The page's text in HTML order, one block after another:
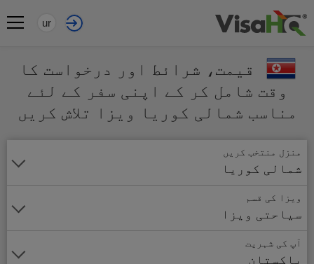
ur
قیمت، شرائط اور درخواست کا
وقت شامل کر کے اپنی سفر کے لئے
مناسب شمالی کوریا ویزا تلاش کریں
منزل منتخب کریں
شمالی کوریا
ویزا کی قسم
سیاحتی ویزا
آپ کی شہریت
پاکستان